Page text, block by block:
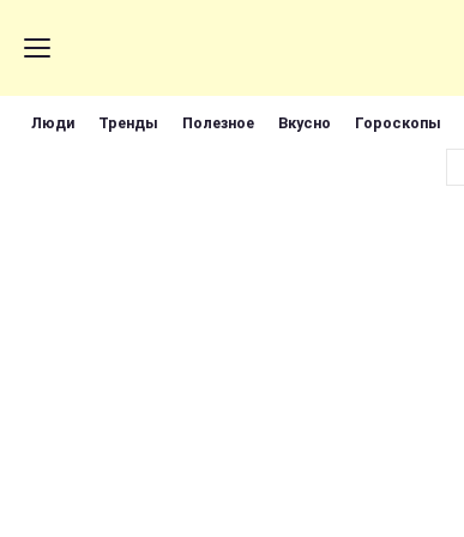
Люди Тренды Полезное Вкусно Гороскопы